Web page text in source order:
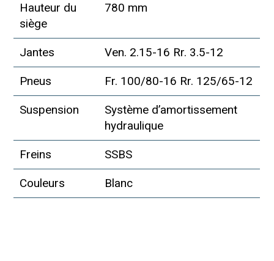
Hauteur du
siège
780 mm
Jantes Ven. 2.15-16 Rr. 3.5-12
Pneus Fr. 100/80-16 Rr. 125/65-12
Suspension
Système d’amortissement
hydraulique
Freins SSBS
Couleurs Blanc